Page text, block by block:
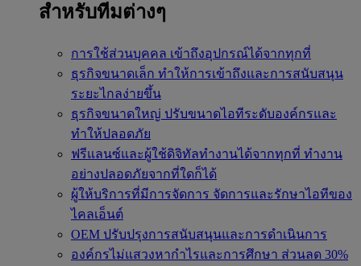
สำหรับทีมต่างๆ
การใช้ส่วนบุคคล เข้าถึงอุปกรณ์ได้จากทุกที่
ธุรกิจขนาดเล็ก ทำให้การเข้าถึงและการสนับสนุน
ระยะไกลง่ายขึ้น
ธุรกิจขนาดใหญ่ ปรับขนาดไอทีระดับองค์กรและ
ทำให้ปลอดภัย
ฟรีแลนซ์และผู้ใช้ดิจิทัลทำงานได้จากทุกที่ ทำงาน
อย่างปลอดภัยจากที่ใดก็ได้
ผู้ให้บริการที่มีการจัดการ จัดการและรักษาไอทีของ
ไคลเอ็นต์
OEM ปรับปรุงการสนับสนุนและการดำเนินการ
องค์กรไม่แสวงหากำไรและการศึกษา ส่วนลด 30%